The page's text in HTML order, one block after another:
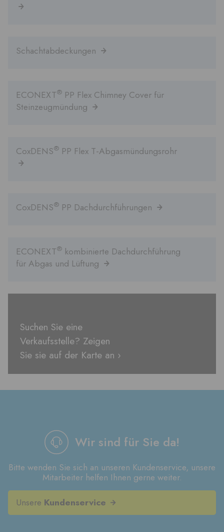
Schachtabdeckungen
ECONEXT® PP Flex Chimney Cover für
Steinzeugmündung
CoxDENS® PP Flex T-Abgasmündungsrohr
CoxDENS® PP Dachdurchführungen
ECONEXT® kombinierte Dachdurchführung
für Abgas und Lüftung
Suchen Sie eine
Verkaufsstelle? Zeigen
Sie sie auf der Karte an ›
Wir sind für Sie da!
Bitte wenden Sie sich an unseren Kundenservice, unsere
Mitarbeiter helfen Ihnen gerne weiter.
Unsere Kundenservice